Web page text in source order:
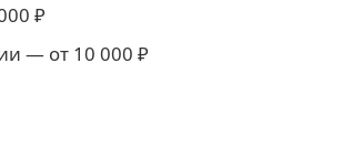
₽
— от 10 000 ₽